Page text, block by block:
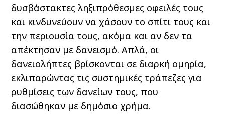
δυσβάστακτες ληξιπρόθεσμες οφειλές τους
και κινδυνεύουν να χάσουν το σπίτι τους και
την περιουσία τους, ακόμα και αν δεν τα
απέκτησαν με δανεισμό. Απλά, οι
δανειολήπτες βρίσκονται σε διαρκή ομηρία,
εκλιπαρώντας τις συστημικές τράπεζες για
ρυθμίσεις των δανείων τους, που
διασώθηκαν με δημόσιο χρήμα.